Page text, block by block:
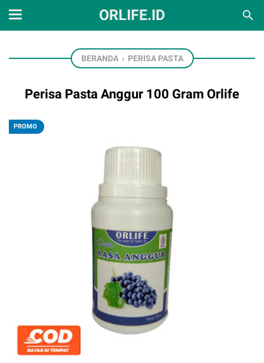
ORLIFE.ID
BERANDA › PERISA PASTA
Perisa Pasta Anggur 100 Gram Orlife
PROMO